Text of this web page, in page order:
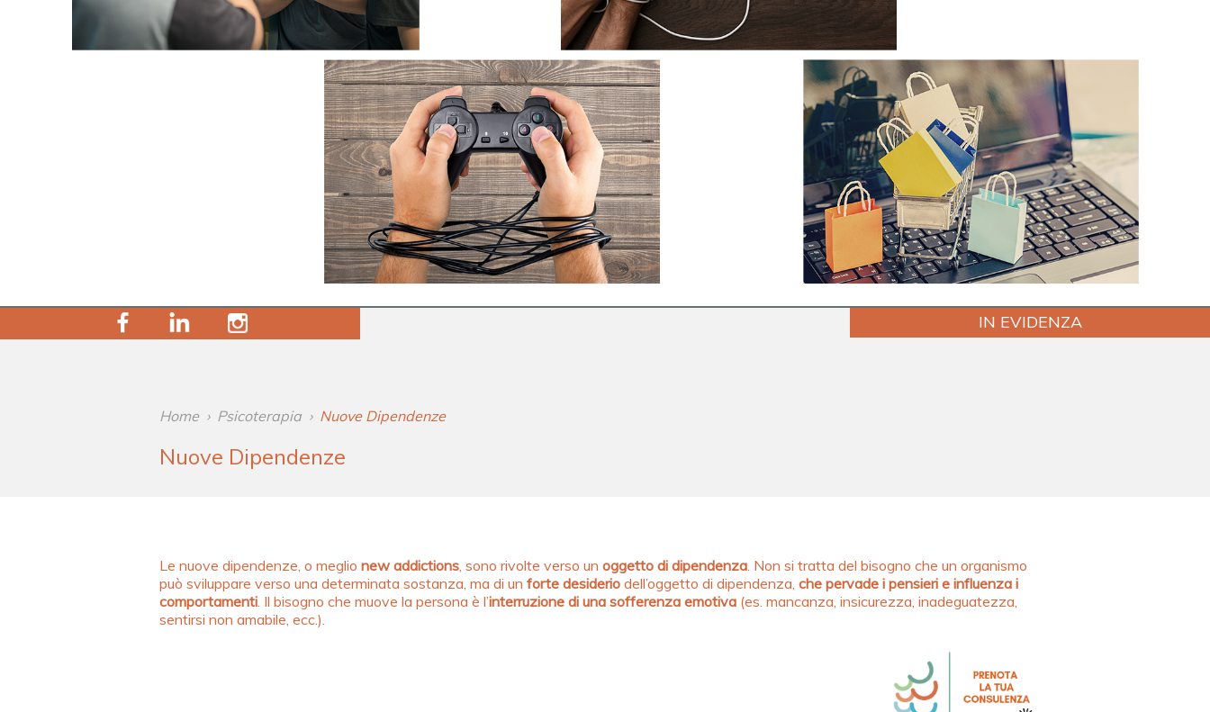
IN EVIDENZA
Home › Psicoterapia › Nuove Dipendenze
Nuove Dipendenze
Le nuove dipendenze, o meglio new addictions , sono rivolte verso un oggetto di dipendenza . Non si tratta del bisogno che un organismo
può sviluppare verso una determinata sostanza, ma di un forte desiderio dell’oggetto di dipendenza, che pervade i pensieri e influenza i
comportamenti . Il bisogno che muove la persona è l’interruzione di una sofferenza emotiva (es. mancanza, insicurezza, inadeguatezza,
sentirsi non amabile, ecc.).